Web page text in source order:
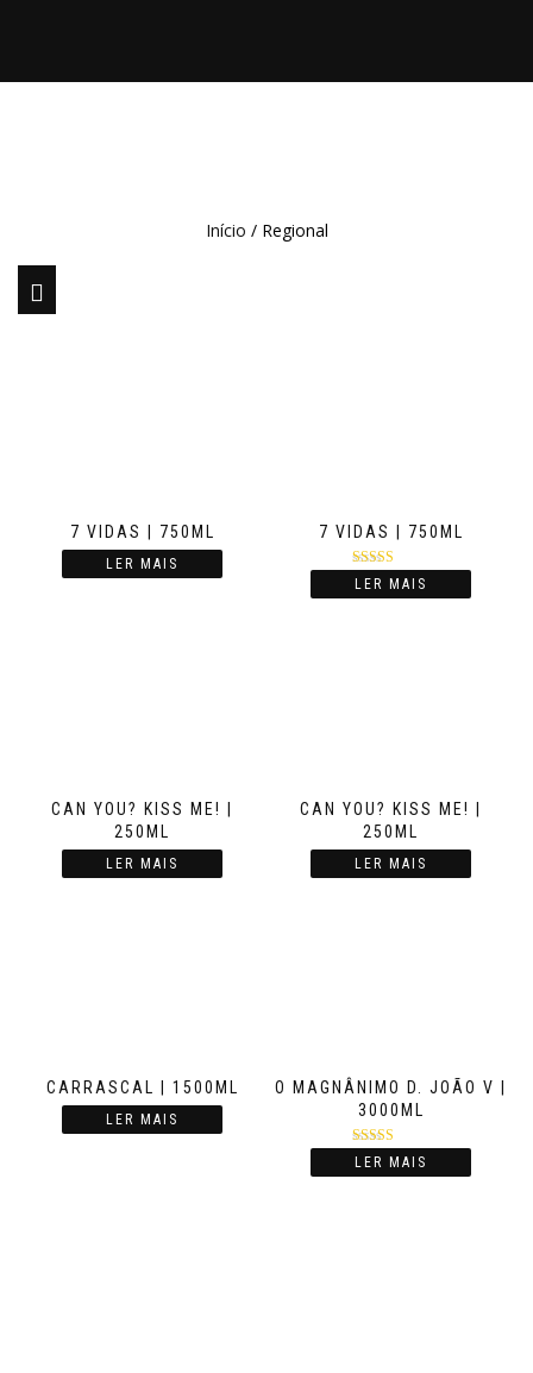
Início / Regional
7 VIDAS | 750ML
LER MAIS
7 VIDAS | 750ML
Avaliação
5.00de 5
LER MAIS
CAN YOU? KISS ME! |
250ML
LER MAIS
CAN YOU? KISS ME! |
250ML
LER MAIS
CARRASCAL | 1500ML
LER MAIS
O MAGNÂNIMO D. JOÃO V |
3000ML
Avaliação
4.00 de 5
LER MAIS